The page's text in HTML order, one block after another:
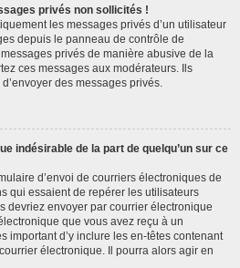
privés non sollicités !
les messages privés d’un utilisateur
depuis le panneau de contrôle de
privés de manière abusive de la
ces messages aux modérateurs. Ils
des messages privés.
indésirable de la part de quelqu’un sur ce
d’envoi de courriers électroniques de
qui essaient de repérer les utilisateurs
devriez envoyer par courrier électronique
que vous avez reçu à un
important d’y inclure les en-têtes contenant
électronique. Il pourra alors agir en